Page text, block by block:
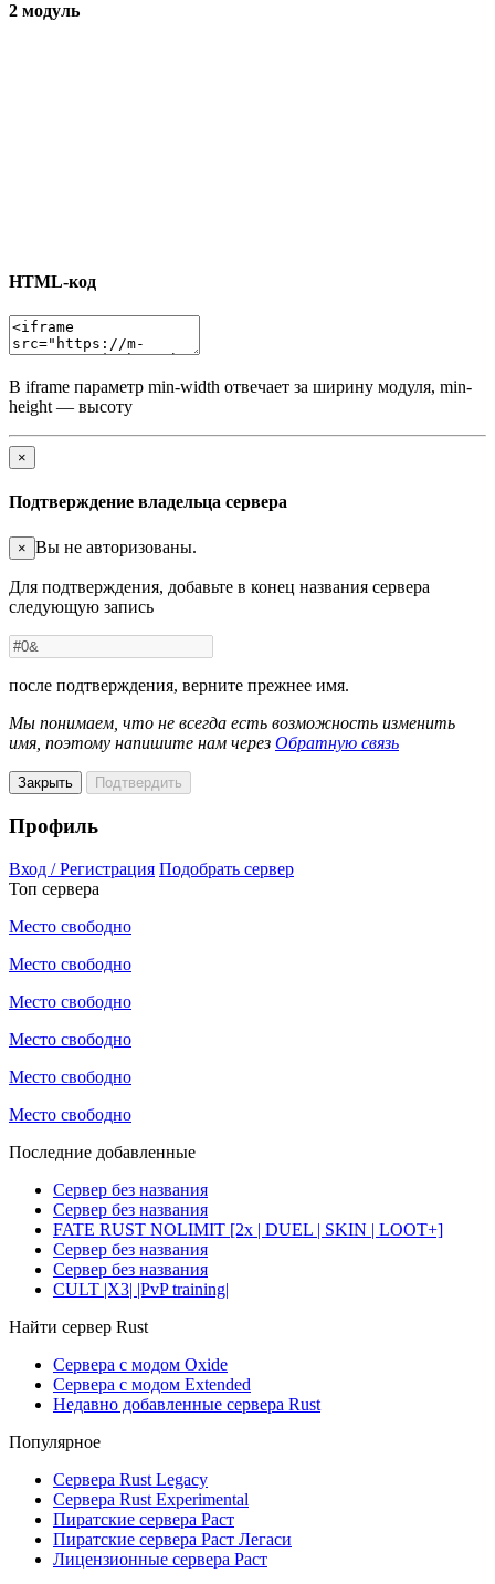
2 модуль
HTML-код
В iframe параметр min-width отвечает за ширину модуля, min-
height — высоту
×
Подтверждение владельца сервера
× Вы не авторизованы.
Для подтверждения, добавьте в конец названия сервера
следующую запись
после подтверждения, верните прежнее имя.
Мы понимаем, что не всегда есть возможность изменить
имя, поэтому напишите нам через Обратную связь
Закрыть Подтвердить
Профиль
Вход / Регистрация Подобрать сервер
Топ сервера
Место свободно
Место свободно
Место свободно
Место свободно
Место свободно
Место свободно
Последние добавленные
Сервер без названия
Сервер без названия
FATE RUST NOLIMIT [2x | DUEL | SKIN | LOOT+]
Сервер без названия
Сервер без названия
CULT |X3| |PvP training|
Найти сервер Rust
Сервера с модом Oxide
Сервера с модом Extended
Недавно добавленные сервера Rust
Популярное
Сервера Rust Legacy
Сервера Rust Experimental
Пиратские сервера Раст
Пиратские сервера Раст Легаси
Лицензионные сервера Раст